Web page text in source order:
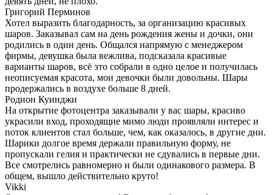
Григорий Перминов
Хотел выразить благодарность, за организацию красивых
шаров. Заказывал сам на день рождения жены и дочки, они
родились в один день. Общался напрямую с менеджером
фирмы, девушка была вежлива, подсказала красивые
варианты шаров, всё это собрали в одно целое и получилась
неописуемая красота, мои девочки были довольны. Шары
продержались в воздухе больше 8 дней.
Родион Куинджи
На открытие фотоцентра заказывали у вас шары, красиво
украсили вход, проходящие мимо люди проявляли интерес и
поток клиентов стал больше, чем, как оказалось, в другие дни.
Шарики долгое время держали правильную форму, не
пропускали гелия и практически не сдувались в первые дни.
Все смотрелись равномерно и были одинакового размера. В
общем, вышло действительно круто!
Vikki